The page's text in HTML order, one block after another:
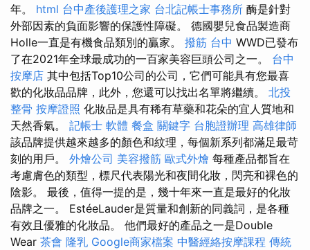
年。 html 台中產後護理之家 台北記帳士事務所 酶是針對
外部因素的負面影響的保護性障礙。 德國嬰兒食品製造商
Holle一直是有機食品類別的贏家。 撥筋 台中 WWD已發布
了在2021年全球最成功的一百家美容巨頭公司之一。 台中
按摩店 其中包括Top10公司的公司，它們可能具有您最喜
歡的化妝品品牌，此外，您還可以找出名單將繼續。 北投
整骨 按摩證照 化妝品是具有稀有草藥和花朵的宜人質地和
天然香氣。 記帳士 軟體 餐盒 關鍵字 台胞證辦理 高雄律師
該品牌提供越來越多的顏色和紋理，每個新系列都滿足最苛
刻的用戶。 外燴公司 美容撥筋 歐式外燴 每種產品都旨在
考慮膚色的類型，標尺代表陽光和夜間化妝，閃亮和裸色的
陰影。 最後，值得一提的是，幾十年來一直是最好的化妝
品牌之一。 EstéeLauder是質量和創新的同義詞，是各種
有效且優雅的化妝品。 他們最好的產品之一是Double
Wear 茶會 隆乳 Google商家檔案 中醫經絡按摩課程 傳統